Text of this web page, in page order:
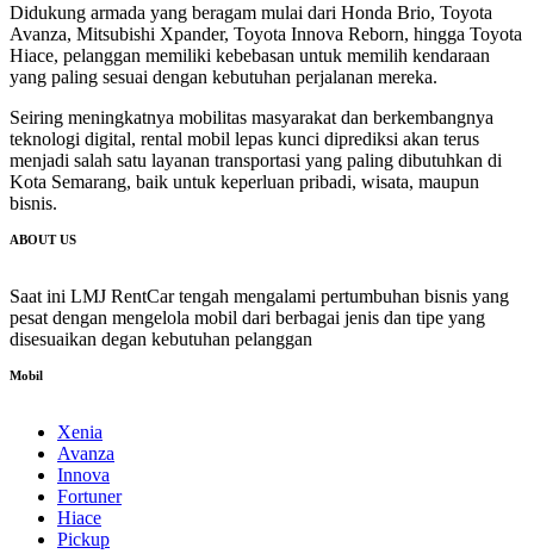
Didukung armada yang beragam mulai dari Honda Brio, Toyota
Avanza, Mitsubishi Xpander, Toyota Innova Reborn, hingga Toyota
Hiace, pelanggan memiliki kebebasan untuk memilih kendaraan
yang paling sesuai dengan kebutuhan perjalanan mereka.
Seiring meningkatnya mobilitas masyarakat dan berkembangnya
teknologi digital, rental mobil lepas kunci diprediksi akan terus
menjadi salah satu layanan transportasi yang paling dibutuhkan di
Kota Semarang, baik untuk keperluan pribadi, wisata, maupun
bisnis.
ABOUT US
Saat ini LMJ RentCar tengah mengalami pertumbuhan bisnis yang
pesat dengan mengelola mobil dari berbagai jenis dan tipe yang
disesuaikan degan kebutuhan pelanggan
Mobil
Xenia
Avanza
Innova
Fortuner
Hiace
Pickup